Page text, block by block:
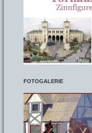
FOTOGALERIE